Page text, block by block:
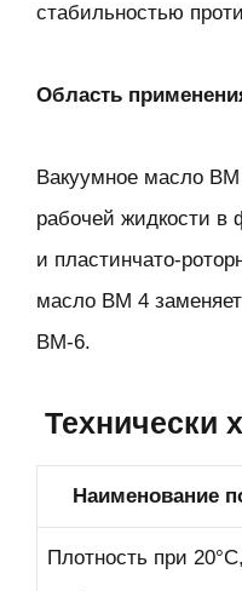
стабильностью
Область
Вакуумное масло ВМ
рабочей жидкости
и пластинчато-
масло ВМ 4
ВМ-6.
Технически
Наименование
Плотность при